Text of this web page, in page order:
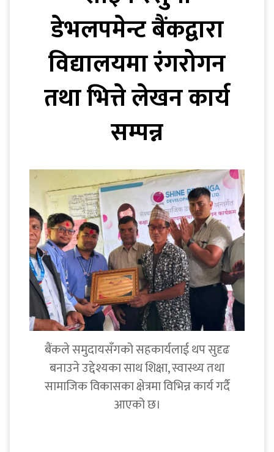
डेभलपमेन्ट बैंकद्वारा
विद्यालयमा रंगरोगन
तथा भित्ते लेखन कार्य
सम्पन्न
बैंकले समुदायसँगको सहकार्यलाई थप सुदृढ
बनाउने उद्देश्यका साथ शिक्षा, स्वास्थ्य तथा
सामाजिक विकासका क्षेत्रमा विभिन्न कार्य गर्दै
आएको छ।